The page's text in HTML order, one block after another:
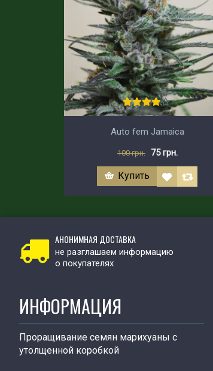
Auto fem Jamaica
100 грн. 75 грн.
Купить
АНОНИМНАЯ ДОСТАВКА
не разглашаем информацию
о покупателях
ИНФОРМАЦИЯ
Проращивание семян марихуаны с
утолщенной коробкой